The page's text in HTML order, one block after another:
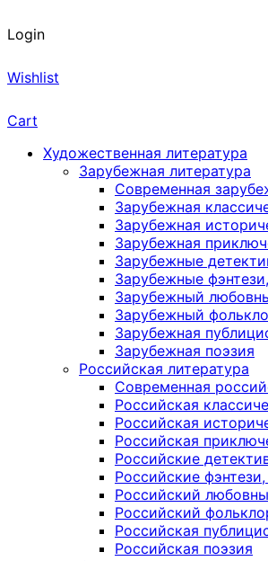
Login
Wishlist
Cart
Художественная литература
Зарубежная литература
Современная
Зарубежная
Зарубежная
Зарубежная
Зарубежные
Зарубежные
Зарубежный
Зарубежный
Зарубежная
Зарубежная поэзия
Российская литература
Современная
Российская
Российская
Российская
Российские
Российские
Российский
Российский
Российская
Российская поэзия